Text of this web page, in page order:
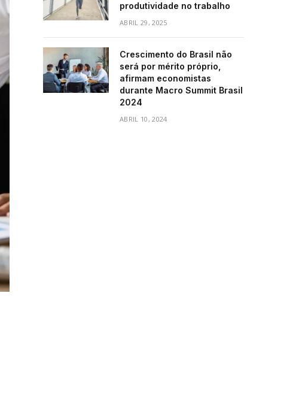
produtividade no trabalho
ABRIL 29, 2025
Crescimento do Brasil não
será por mérito próprio,
afirmam economistas
durante Macro Summit Brasil
2024
ABRIL 10, 2024